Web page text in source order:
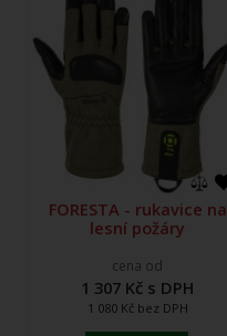
FORESTA - rukavice na
lesní požáry
cena od
1 307 Kč s DPH
1 080 Kč bez DPH